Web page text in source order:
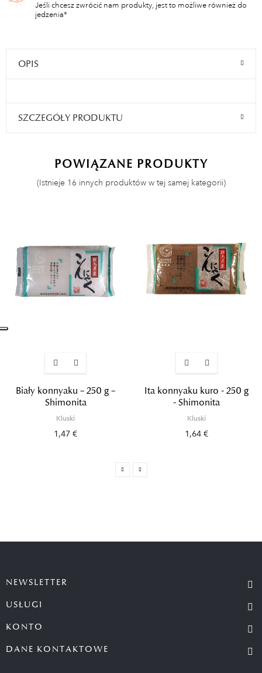
Jeśli chcesz zwrócić nam produkty, jest to możliwe również do
jedzenia*
OPIS
SZCZEGÓŁY PRODUKTU
POWIĄZANE PRODUKTY
(Istnieje 16 innych produktów w tej samej kategorii)
Biały konnyaku – 250 g –
Shimonita
Kluski
1,47 €
Ita konnyaku kuro - 250 g
- Shimonita
Kluski
1,64 €
NEWSLETTER
USŁUGI
KONTO
DANE KONTAKTOWE